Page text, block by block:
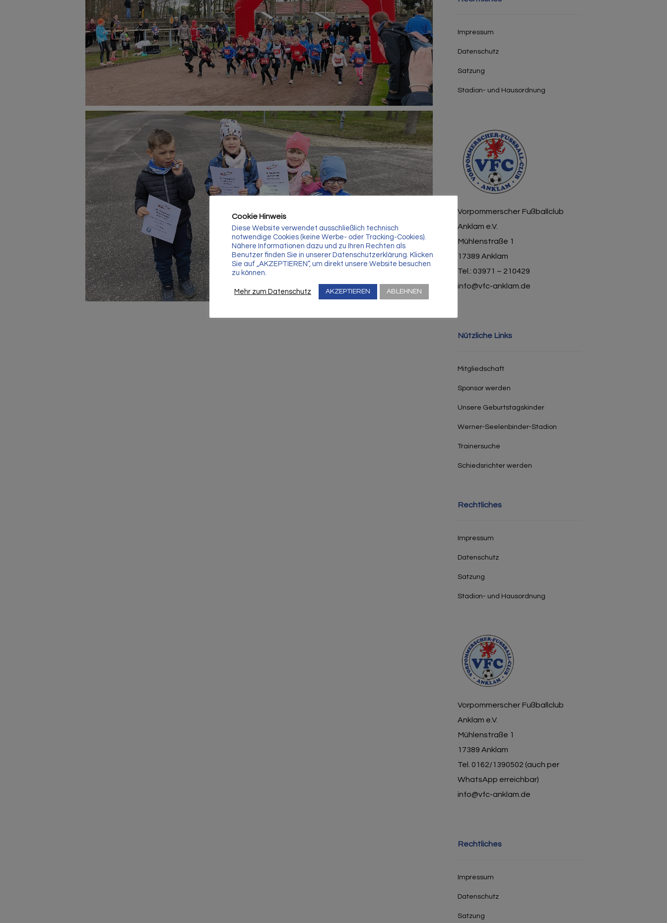
Impressum
Datenschutz
Satzung
Stadion- und Hausordnung
Vorpommerscher Fußballclub
Anklam e.V.
Mühlenstraße 1
17389 Anklam
Tel.: 03971 – 210429
info@vfc-anklam.de
Nützliche Links
Mitgliedschaft
Sponsor werden
Unsere Geburtstagskinder
Werner-Seelenbinder-Stadion
Trainersuche
Schiedsrichter werden
Rechtliches
Impressum
Datenschutz
Satzung
Stadion- und Hausordnung
Vorpommerscher Fußballclub
Anklam e.V.
Mühlenstraße 1
17389 Anklam
Tel. 0162/1390502 (auch per
WhatsApp erreichbar)
info@vfc-anklam.de
Rechtliches
Impressum
Datenschutz
Satzung
Cookie Hinweis
Diese Website verwendet ausschließlich technisch
notwendige Cookies (keine Werbe- oder Tracking-Cookies).
Nähere Informationen dazu und zu Ihren Rechten als
Benutzer finden Sie in unserer Datenschutzerklärung. Klicken
Sie auf „AKZEPTIEREN“, um direkt unsere Website besuchen
zu können.
Mehr zum Datenschutz AKZEPTIEREN ABLEHNEN